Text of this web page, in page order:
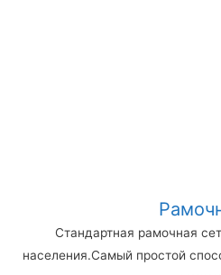
Стандартная рамочная
населения.Самый простой